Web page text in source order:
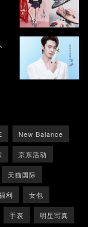
New Balance
京东活动
天猫国际
利 女包
手表 明星写真